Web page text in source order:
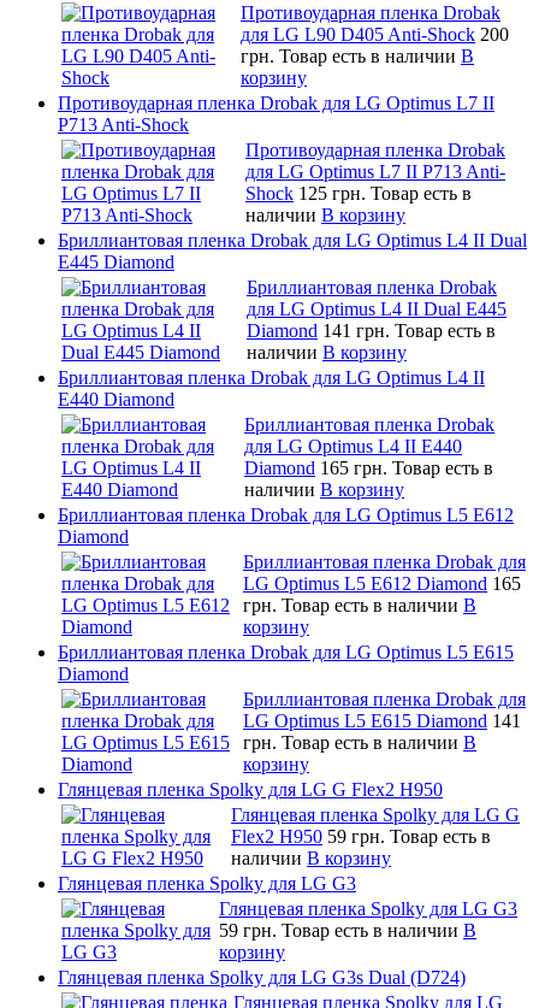
Противоударная пленка Drobak
для LG L90 D405 Anti-Shock 200
грн. Товар есть в наличии В
корзину
Противоударная пленка Drobak для LG Optimus L7 II
P713 Anti-Shock
Противоударная пленка Drobak
для LG Optimus L7 II P713 Anti-
Shock 125 грн. Товар есть в
наличии В корзину
Бриллиантовая пленка Drobak для LG Optimus L4 II Dual
E445 Diamond
Бриллиантовая пленка Drobak
для LG Optimus L4 II Dual E445
Diamond 141 грн. Товар есть в
наличии В корзину
Бриллиантовая пленка Drobak для LG Optimus L4 II
E440 Diamond
Бриллиантовая пленка Drobak
для LG Optimus L4 II E440
Diamond 165 грн. Товар есть в
наличии В корзину
Бриллиантовая пленка Drobak для LG Optimus L5 E612
Diamond
Бриллиантовая пленка Drobak для
LG Optimus L5 E612 Diamond 165
грн. Товар есть в наличии В
корзину
Бриллиантовая пленка Drobak для LG Optimus L5 E615
Diamond
Бриллиантовая пленка Drobak для
LG Optimus L5 E615 Diamond 141
грн. Товар есть в наличии В
корзину
Глянцевая пленка Spolky для LG G Flex2 H950
Глянцевая пленка Spolky для LG G
Flex2 H950 59 грн. Товар есть в
наличии В корзину
Глянцевая пленка Spolky для LG G3
Глянцевая пленка Spolky для LG G3
59 грн. Товар есть в наличии В
корзину
Глянцевая пленка Spolky для LG G3s Dual (D724)
Глянцевая пленка Spolky для LG